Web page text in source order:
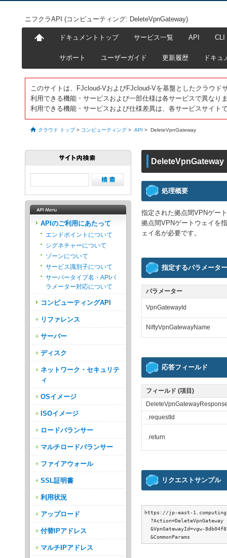
ニフクラAPI (コンピューティング: DeleteVpnGateway)
ドキュメントトップ サービス一覧 API CLI
サポート ユーザーガイド 更新履歴 ドキュ
このサイトは、FJcloud-VおよびFJcloud-Vを基盤としたクラウド
利用できる機能・サービスおよび一部仕様は各サービスで異なり
利用できる機能・サービスおよび仕様差異は、各サービスサイト
クラウド トップ > コンピューティング > API > DeleteVpnGateway
DeleteVpnGateway
処理概要
指定された拠点間VPNゲー
拠点間VPNゲートウェイを
ェイ名が必要です。
指定するパラメーター
パラメーター
VpnGatewayId
NiftyVpnGatewayName
応答フィールド
フィールド (項目)
␣requestId
␣return
リクエストサンプル
https://jp-east-
  ?Action=DeleteVpnGateway
&VpnGatewayId=vgw-
APIのご利用にあたって
エンドポイントについて
シグネチャーについて
ゾーンについて
サービス識別子について
サーバータイプ名・APIパ
ラメーター対応について
コンピューティングAPI
リファレンス
サーバー
ディスク
ネットワーク・セキュリテ
ィ
OSイメージ
ISOイメージ
ロードバランサー
マルチロードバランサー
ファイアウォール
SSL証明書
利用状況
アップロード
付替IPアドレス
マルチIPアドレス